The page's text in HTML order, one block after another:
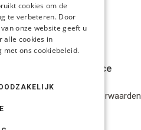
Klantenservice
Algemene Voorwaarden
ENGLISH
cookies om de
te verbeteren. Door
onze website geeft u
alle cookies in
met ons cookiebeleid.